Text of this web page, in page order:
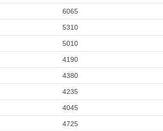
6065
5310
5010
4190
4380
4235
4045
4725